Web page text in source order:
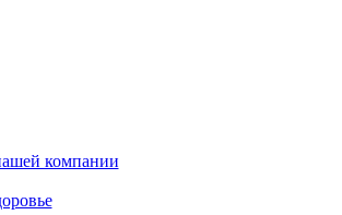
компании